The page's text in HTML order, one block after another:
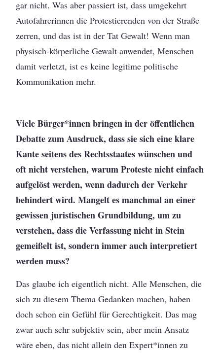
gar nicht. Was aber passiert ist, dass umgekehrt
Autofahrerinnen die Protestierenden von der Straße
zerren, und das ist in der Tat Gewalt! Wenn man
physisch-körperliche Gewalt anwendet, Menschen
damit verletzt, ist es keine legitime politische
Kommunikation mehr.
Viele Bürger*innen bringen in der öffentlichen
Debatte zum Ausdruck, dass sie sich eine klare
Kante seitens des Rechtsstaates wünschen und
oft nicht verstehen, warum Proteste nicht einfach
aufgelöst werden, wenn dadurch der Verkehr
behindert wird. Mangelt es manchmal an einer
gewissen juristischen Grundbildung, um zu
verstehen, dass die Verfassung nicht in Stein
gemeißelt ist, sondern immer auch interpretiert
werden muss?
Das glaube ich eigentlich nicht. Alle Menschen, die
sich zu diesem Thema Gedanken machen, haben
doch schon ein Gefühl für Gerechtigkeit. Das mag
zwar auch sehr subjektiv sein, aber mein Ansatz
wäre eben, das nicht allein den Expert*innen zu